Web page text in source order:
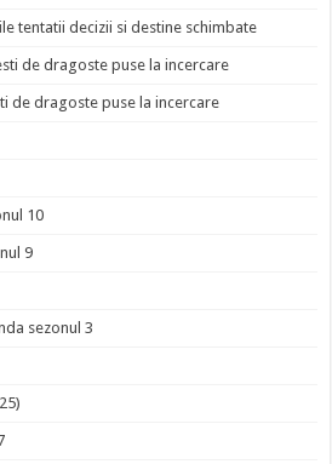
tentatii decizii si destine schimbate
de dragoste puse la incercare
de dragoste puse la incercare
10
9
sezonul 3